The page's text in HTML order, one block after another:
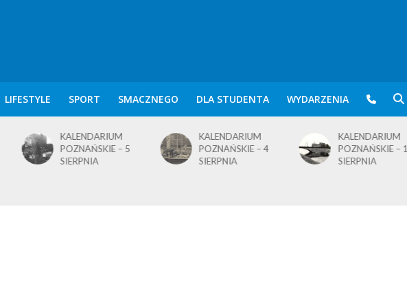
LIFESTYLE SPORT SMACZNEGO DLA STUDENTA WYDARZENIA
KALENDARIUM
POZNAŃSKIE – 5
SIERPNIA
KALENDARIUM
POZNAŃSKIE – 4
SIERPNIA
KALENDARIUM
POZNAŃSKIE – 1
SIERPNIA